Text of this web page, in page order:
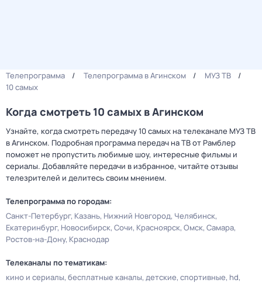
Телепрограмма Телепрограмма в Агинском
МУЗ ТВ
10 самых
Когда смотреть 10 самых в Агинском
Узнайте, когда смотреть передачу 10 самых на телеканале МУЗ ТВ
в Агинском. Подробная программа передач на ТВ от Рамблер
поможет не пропустить любимые шоу, интересные фильмы и
сериалы. Добавляйте передачи в избранное, читайте отзывы
телезрителей и делитесь своим мнением.
Телепрограмма по городам:
Санкт-Петербург Казань Нижний Новгород Челябинск
Екатеринбург Новосибирск Сочи Красноярск Омск Самара
Ростов-на-Дону Краснодар
Телеканалы по тематикам:
кино и сериалы бесплатные каналы детские спортивные hd